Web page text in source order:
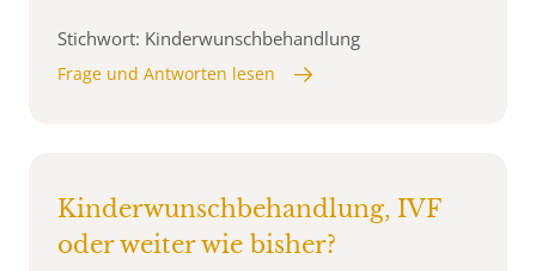
Stichwort: Kinderwunschbehandlung
Frage und Antworten lesen
Kinderwunschbehandlung, IVF
oder weiter wie bisher?